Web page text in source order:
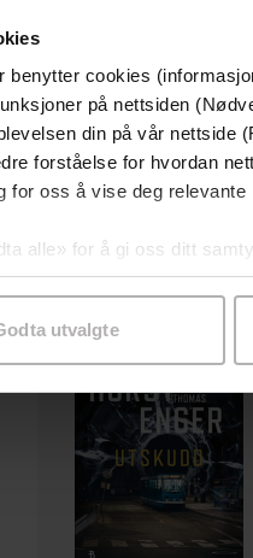
benytter cookies
på nettsiden
din på vår nettside
forståelse for hvordan
for oss å vise deg
alle» for å gi oss ditt
formål ved å
utvalgte
Premium
Første gang på tilbud